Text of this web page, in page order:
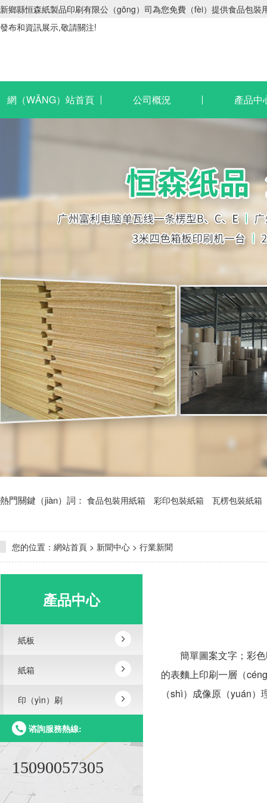
新鄉縣恒森紙製品印刷有限公（gōng）司為您免費（fèi）提供食品包
發布和資訊展示,敬請關注!
網（WǍNG）站首頁 公司概況 產品中
熱門關鍵（jiàn）詞： 食品包裝用紙箱 彩印包裝紙箱 瓦楞包裝紙箱
您的位置： 網站首頁 > 新聞中心 > 行業新聞
產品中心
紙板
紙箱
印（yìn）刷
谘詢服務熱線:
15090057305
簡單圖案文字；彩色
的表麵上印刷一層（
（shì）成像原（yuán